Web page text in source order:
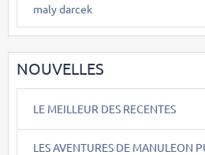
maly darcek
NOUVELLES
LE MEILLEUR DES RECENTES
LES AVENTURES DE MANULEON